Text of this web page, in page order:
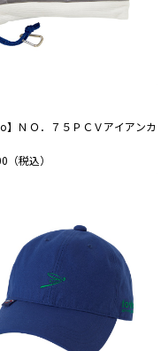
】ＮＯ．７５ＰＣＶアイアンカ
（税込）